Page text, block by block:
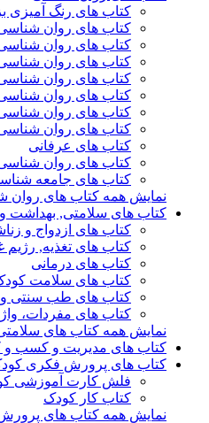
کتاب های رنگ آمیزی
کتاب های روان
کتاب های روان
کتاب های روان شناسی
کتاب های روان
کتاب های روان
کتاب های روان
کتاب های روان شناسی
کتاب های عرفانی
کتاب های روان
کتاب های جامعه
نمایش همه کتاب های روان
کتاب های سلامتی, بهداشت
کتاب های ازدواج و
کتاب های تغذیه, رژیم
کتاب های درمانی
کتاب های سلامت
کتاب های طب سنتی
کتاب های مفردات،
نمایش همه کتاب های
کتاب های مدیریت و کسب و
کتاب های پرورش فکری
فلش کارت آموزشی
کتاب کار کودک
نمایش همه کتاب های